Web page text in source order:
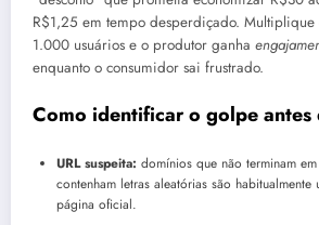
R$1,25 em tempo desperdiçado. Multiplique
1.000 usuários e o produtor ganha
enquanto o consumidor sai frustrado.
Como identificar o golpe
URL suspeita: domínios que não terminam em
contenham letras aleatórias são
página oficial.